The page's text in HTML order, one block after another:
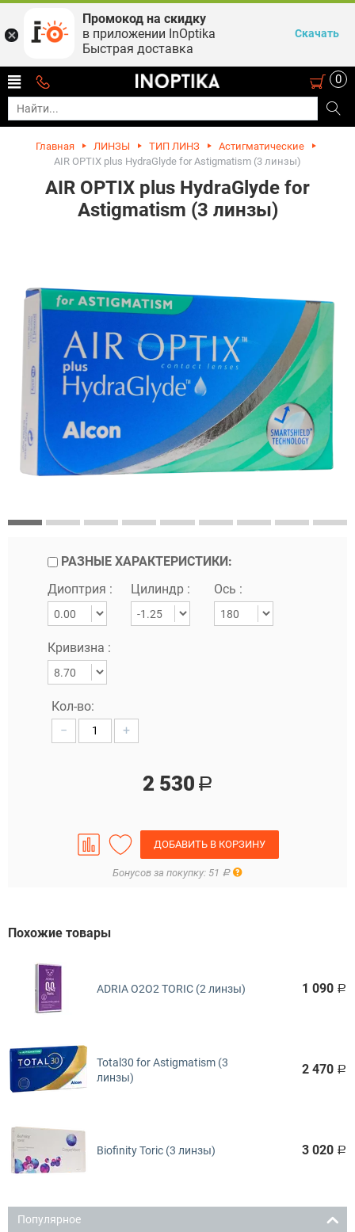
0
Главная ЛИНЗЫ ТИП ЛИНЗ
Астигматические
AIR OPTIX plus HydraGlyde for Astigmatism (3 линзы)
AIR OPTIX plus HydraGlyde for
Astigmatism (3 линзы)
РАЗНЫЕ ХАРАКТЕРИСТИКИ:
Диоптрия :
Цилиндр : Ось :
Кривизна :
Кол-во:
−
+
2 530 Р
ДОБАВИТЬ В КОРЗИНУ
Бонусов за покупку: 51 Р Правила
Похожие товары
ADRIA O2O2 TORIC (2 линзы) 1 090 Р
Total30 for Astigmatism (3
линзы)
2 470 Р
Biofinity Toric (3 линзы) 3 020 Р
Популярное
Промокод на скидку
в приложении InOptika
Быстрая доставка
Скачать